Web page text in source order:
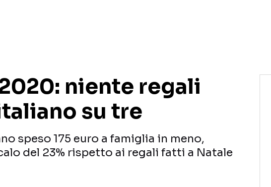
niente regali
su tre
speso 175 euro a famiglia in meno,
del 23% rispetto ai regali fatti a Natale